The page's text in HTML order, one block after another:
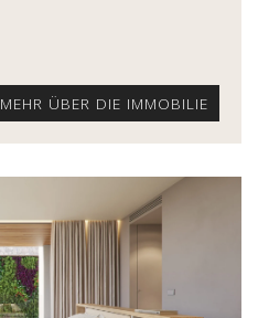
MEHR ÜBER DIE IMMOBILIE